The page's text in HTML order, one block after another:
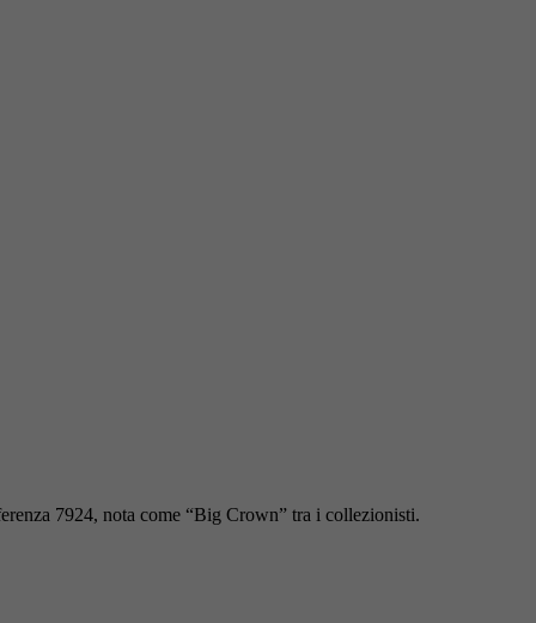
7924, nota come “Big Crown” tra i collezionisti.